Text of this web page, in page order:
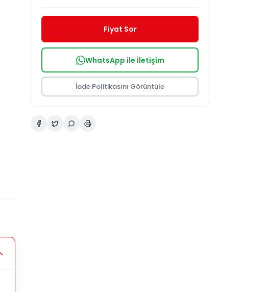
Fiyat Sor
WhatsApp ile İletişim
İade Politikasını Görüntüle